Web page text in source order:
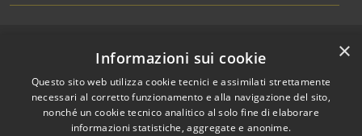
Accessibilità
Privacy
Cookie
Mappa del sito
Accesso redazione ×
Informazioni sui cookie
Questo sito web utilizza cookie tecnici e assimilati strettamente
necessari al corretto funzionamento e alla navigazione del sito,
nonché un cookie tecnico analitico al solo fine di elaborare
informazioni statistiche, aggregate e anonime.